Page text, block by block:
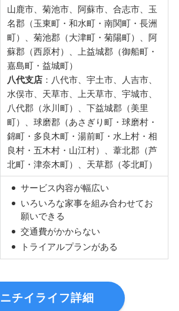
山鹿市、菊池市、阿蘇市、合志市、玉
名郡（玉東町・和水町・南関町・長洲
町）、菊池郡（大津町・菊陽町）、阿
蘇郡（西原村）、上益城郡（御船町・
嘉島町・益城町）
八代支店 ：八代市、宇土市、人吉市、
水俣市、天草市、上天草市、宇城市、
八代郡（氷川町）、下益城郡（美里
町）、球磨郡（あさぎり町・球磨村・
錦町・多良木町・湯前町・水上村・相
良村・五木村・山江村）、葦北郡（芦
北町・津奈木町）、天草郡（苓北町）
サービス内容が幅広い
いろいろな家事を組み合わせてお
願いできる
交通費がかからない
トライアルプランがある
ニチイライフ詳細